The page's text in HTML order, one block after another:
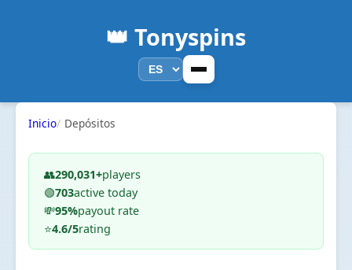
👑 Tonyspins
Inicio Depósitos
👥290,031+players
🟢703active today
💸95%payout rate
⭐4.6/5rating